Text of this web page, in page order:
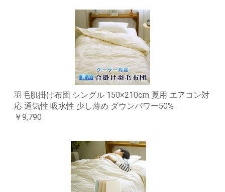
羽毛肌掛け布団 シングル 150×210cm 夏用 エアコン対
応 通気性 吸水性 少し薄め ダウンパワー50%
￥9,790